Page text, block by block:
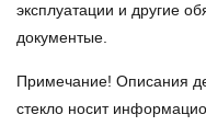
эксплуатации и другие
документые.
Примечание! Описания
стекло носит